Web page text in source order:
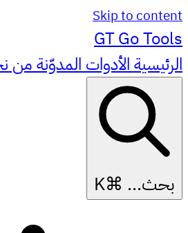
Skip to content
GTGo Tools
الرئيسيةالأدوات المدوّنةمن
بحث... ⌘K